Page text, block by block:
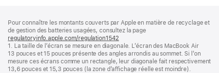
de
page
de
bas
de
page
Pour connaître les montants couverts par Apple en matière de recyclage et
de gestion des batteries usagées, consultez la page
regulatoryinfo.apple.com/regulation1542
dans
une
nouvelle
fenêtre)
1. La taille de l’écran se mesure en diagonale. L’écran des MacBook Air
13 pouces et 15 pouces présente des angles arrondis au sommet. Si l’on
mesure ces écrans comme un rectangle, leur diagonale fait respectivement
13,6 pouces et 15,3 pouces (la zone d’affichage réelle est moindre).